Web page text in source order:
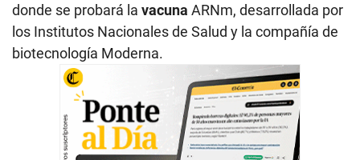
donde se probará la vacuna ARNm, desarrollada por
los Institutos Nacionales de Salud y la compañía de
biotecnología Moderna.